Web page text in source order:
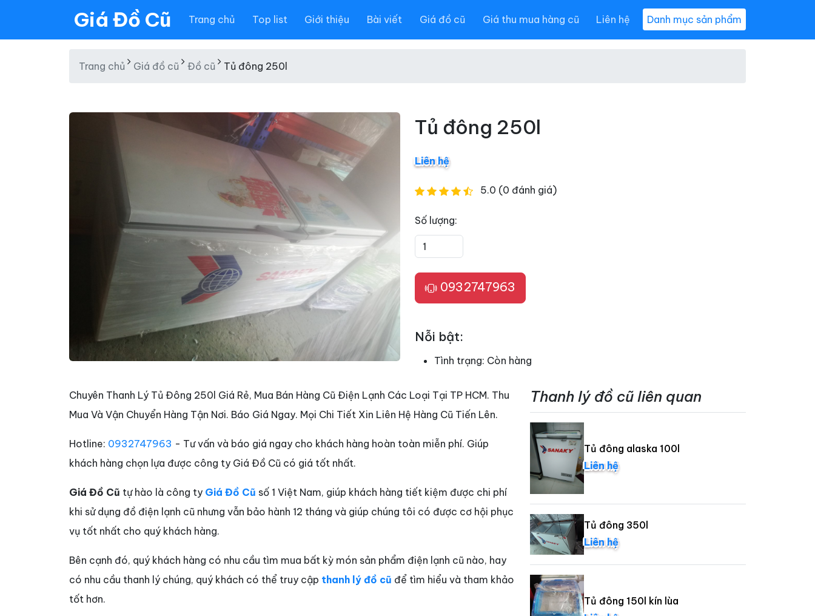
Giá Đồ Cũ Trang chủ Top list Giới thiệu Bài viết Giá đồ cũ Giá thu mua hàng cũ Liên hệ Danh mục sản phẩm
Trang chủ Giá đồ cũ Đồ cũ Tủ đông 250l
Tủ đông 250l
Liên hệ
5.0 (0 đánh giá)
Số lượng:
0932747963
Nỗi bật:
Tình trạng: Còn hàng
Chuyên Thanh Lý Tủ Đông 250l Giá Rẻ, Mua Bán Hàng Cũ Điện Lạnh Các Loại Tại TP HCM. Thu
Mua Và Vận Chuyển Hàng Tận Nơi. Báo Giá Ngay. Mọi Chi Tiết Xin Liên Hệ Hàng Cũ Tiến Lên.
Hotline: 0932747963 - Tư vấn và báo giá ngay cho khách hàng hoàn toàn miễn phí. Giúp
khách hàng chọn lựa được công ty Giá Đồ Cũ có giá tốt nhất.
Giá Đồ Cũ tự hào là công ty Giá Đồ Cũ số 1 Việt Nam, giúp khách hàng tiết kiệm được chi phí
khi sử dụng đồ điện lạnh cũ nhưng vẫn bảo hành 12 tháng và giúp chúng tôi có được cơ hội phục
vụ tốt nhất cho quý khách hàng.
Bên cạnh đó, quý khách hàng có nhu cầu tìm mua bất kỳ món sản phẩm điện lạnh cũ nào, hay
có nhu cầu thanh lý chúng, quý khách có thể truy cập thanh lý đồ cũ để tìm hiểu và tham khảo
tốt hơn.
Thanh lý đồ cũ liên quan
Tủ đông alaska 100l
Liên hệ
Tủ đông 350l
Liên hệ
Tủ đông 150l kín lùa